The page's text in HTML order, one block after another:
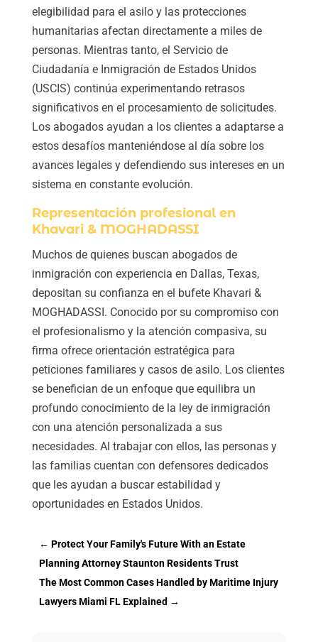
elegibilidad para el asilo y las protecciones
humanitarias afectan directamente a miles de
personas. Mientras tanto, el Servicio de
Ciudadanía e Inmigración de Estados Unidos
(USCIS) continúa experimentando retrasos
significativos en el procesamiento de solicitudes.
Los abogados ayudan a los clientes a adaptarse a
estos desafíos manteniéndose al día sobre los
avances legales y defendiendo sus intereses en un
sistema en constante evolución.
Representación profesional en
Khavari & MOGHADASSI
Muchos de quienes buscan abogados de
inmigración con experiencia en Dallas, Texas,
depositan su confianza en el bufete Khavari &
MOGHADASSI. Conocido por su compromiso con
el profesionalismo y la atención compasiva, su
firma ofrece orientación estratégica para
peticiones familiares y casos de asilo. Los clientes
se benefician de un enfoque que equilibra un
profundo conocimiento de la ley de inmigración
con una atención personalizada a sus
necesidades. Al trabajar con ellos, las personas y
las familias cuentan con defensores dedicados
que les ayudan a buscar estabilidad y
oportunidades en Estados Unidos.
← Protect Your Family's Future With an Estate
Planning Attorney Staunton Residents Trust
The Most Common Cases Handled by Maritime Injury
Lawyers Miami FL Explained →